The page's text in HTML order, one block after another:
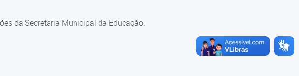
da Secretaria Municipal da Educação.